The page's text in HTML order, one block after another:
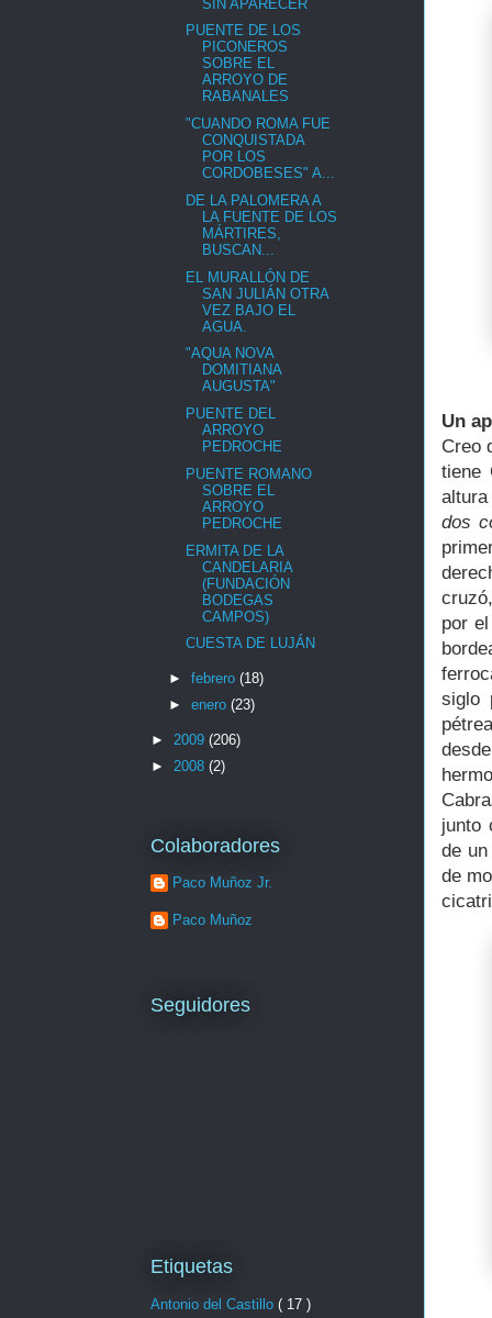
Un
Creo
tiene
dos
por
siglo
junto
de
de
SIN APARECER
PUENTE DE LOS
PICONEROS
SOBRE EL
ARROYO DE
RABANALES
"CUANDO ROMA FUE
CONQUISTADA
POR LOS
CORDOBESES" A...
DE LA PALOMERA A
LA FUENTE DE LOS
MÁRTIRES,
BUSCAN...
EL MURALLÓN DE
SAN JULIÁN OTRA
VEZ BAJO EL
AGUA.
"AQUA NOVA
DOMITIANA
AUGUSTA"
PUENTE DEL
ARROYO
PEDROCHE
PUENTE ROMANO
SOBRE EL
ARROYO
PEDROCHE
ERMITA DE LA
CANDELARIA
(FUNDACIÓN
BODEGAS
CAMPOS)
CUESTA DE LUJÁN
► febrero (18)
► enero (23)
► 2009 (206)
► 2008 (2)
Colaboradores
Paco Muñoz Jr.
Paco Muñoz
Seguidores
Etiquetas
Antonio del Castillo ( 17 )